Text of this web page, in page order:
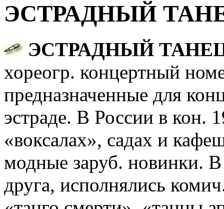
ЭСТРАДНЫЙ
ЭСТРАДНЫЙ
хореогр. концертный
предназначенные для
эстраде. В России в кон.
«воксалах», садах и
модные заруб. новинки. В
друга, исполнялись